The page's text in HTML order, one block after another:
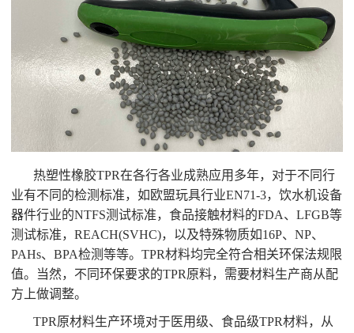
热塑性橡胶TPR在各行各业成熟应用多年，对于不同行
业有不同的检测标准，如欧盟玩具行业EN71-3，饮水机设备
器件行业的NTFS测试标准，食品接触材料的FDA、LFGB等
测试标准，REACH(SVHC)，以及特殊物质如16P、NP、
PAHs、BPA检测等等。TPR材料均完全符合相关环保法规限
值。当然，不同环保要求的TPR原料，需要材料生产商从配
方上做调整。
TPR原材料生产环境对于医用级、食品级TPR材料，从